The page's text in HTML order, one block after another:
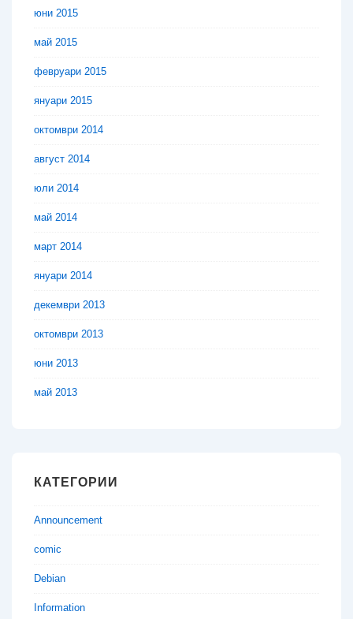
юни 2015
май 2015
февруари 2015
януари 2015
октомври 2014
август 2014
юли 2014
май 2014
март 2014
януари 2014
декември 2013
октомври 2013
юни 2013
май 2013
КАТЕГОРИИ
Announcement
comic
Debian
Information